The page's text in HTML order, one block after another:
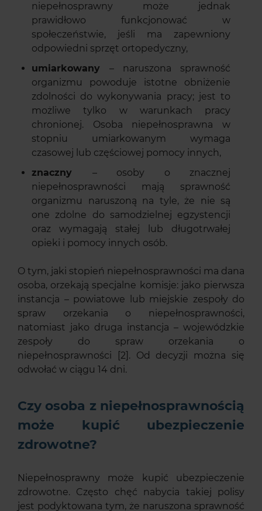
niepełnosprawny może jednak
prawidłowo funkcjonować w
społeczeństwie, jeśli ma zapewniony
odpowiedni sprzęt ortopedyczny,
umiarkowany – naruszona sprawność
organizmu powoduje istotne obniżenie
zdolności do wykonywania pracy; jest to
możliwe tylko w warunkach pracy
chronionej. Osoba niepełnosprawna w
stopniu umiarkowanym wymaga
czasowej lub częściowej pomocy innych,
znaczny – osoby o znacznej
niepełnosprawności mają sprawność
organizmu naruszoną na tyle, że nie są
one zdolne do samodzielnej egzystencji
oraz wymagają stałej lub długotrwałej
opieki i pomocy innych osób.
O tym, jaki stopień niepełnosprawności ma dana
osoba, orzekają specjalne komisje: jako pierwsza
instancja – powiatowe lub miejskie zespoły do
spraw orzekania o niepełnosprawności,
natomiast jako druga instancja – wojewódzkie
zespoły do spraw orzekania o
niepełnosprawności [2]. Od decyzji można się
odwołać w ciągu 14 dni.
Czy osoba z niepełnosprawnością
może kupić ubezpieczenie
zdrowotne?
Niepełnosprawny może kupić ubezpieczenie
zdrowotne. Często chęć nabycia takiej polisy
jest podyktowana tym, że naruszona sprawność